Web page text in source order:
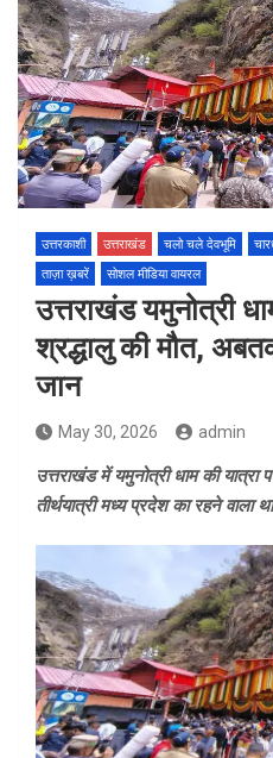
उत्तरकाशी उत्तराखंड चलो चले देवभूमि
ताज़ा ख़बरें
सोशल मीडिया वायरल
उत्तराखंड यमुनोत्री
श्रद्धालु की मौत,
जान
May 30, 2026 admin
उत्तराखंड में यमुनोत्री धाम की
तीर्थयात्री मध्य प्रदेश का रहने वाला